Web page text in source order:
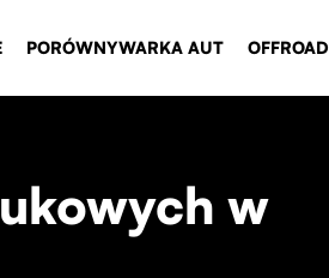
PORÓWNYWARKA AUT OFFROAD
w